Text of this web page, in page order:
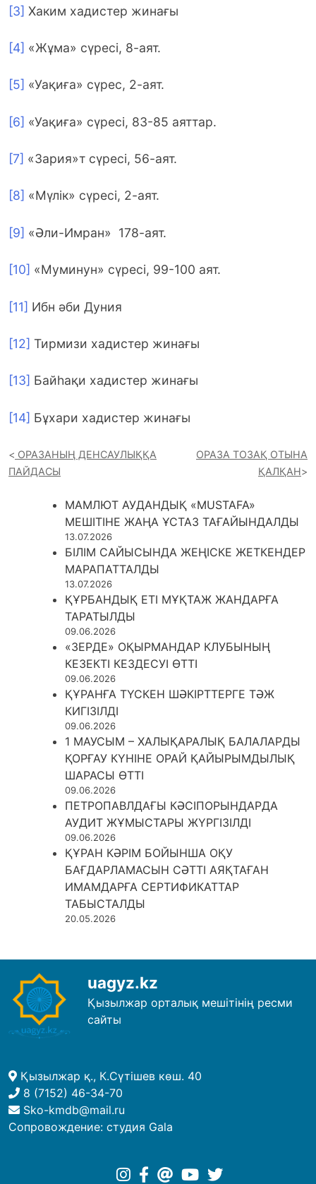
[3] Хаким хадистер жинағы
[4] «Жұма» сүресі, 8-аят.
[5] «Уақиға» сүрес, 2-аят.
[6] «Уақиға» сүресі, 83-85 аяттар.
[7] «Зария»т сүресі, 56-аят.
[8] «Мүлік» сүресі, 2-аят.
[9] «Әли-Имран» 178-аят.
[10] «Муминун» сүресі, 99-100 аят.
[11] Ибн әби Дуния
[12] Тирмизи хадистер жинағы
[13] Байһақи хадистер жинағы
[14] Бұхари хадистер жинағы
ОРАЗАНЫҢ ДЕНСАУЛЫҚҚА
ПАЙДАСЫ
ОРАЗА ТОЗАҚ ОТЫНА
ҚАЛҚАН
МАМЛЮТ АУДАНДЫҚ «MUSTAFA»
МЕШІТІНЕ ЖАҢА ҰСТАЗ ТАҒАЙЫНДАЛДЫ
13.07.2026
БІЛІМ САЙЫСЫНДА ЖЕҢІСКЕ ЖЕТКЕНДЕР
МАРАПАТТАЛДЫ
13.07.2026
ҚҰРБАНДЫҚ ЕТІ МҰҚТАЖ ЖАНДАРҒА
ТАРАТЫЛДЫ
09.06.2026
«ЗЕРДЕ» ОҚЫРМАНДАР КЛУБЫНЫҢ
КЕЗЕКТІ КЕЗДЕСУІ ӨТТІ
09.06.2026
ҚҰРАНҒА ТҮСКЕН ШӘКІРТТЕРГЕ ТӘЖ
КИГІЗІЛДІ
09.06.2026
1 МАУСЫМ – ХАЛЫҚАРАЛЫҚ БАЛАЛАРДЫ
ҚОРҒАУ КҮНІНЕ ОРАЙ ҚАЙЫРЫМДЫЛЫҚ
ШАРАСЫ ӨТТІ
09.06.2026
ПЕТРОПАВЛДАҒЫ КӘСІПОРЫНДАРДА
АУДИТ ЖҰМЫСТАРЫ ЖҮРГІЗІЛДІ
09.06.2026
ҚҰРАН КӘРІМ БОЙЫНША ОҚУ
БАҒДАРЛАМАСЫН СӘТТІ АЯҚТАҒАН
ИМАМДАРҒА СЕРТИФИКАТТАР
ТАБЫСТАЛДЫ
20.05.2026
uagyz.kz
Қызылжар орталық мешітінің ресми
сайты
Қызылжар қ., К.Сүтішев көш. 40
8 (7152) 46-34-70
Sko-kmdb@mail.ru
Сопровождение: студия Gala